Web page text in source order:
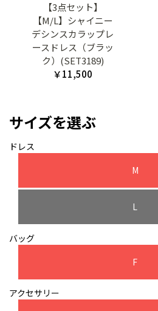
【3点セット】
【M/L】シャイニー
デシンスカラップレ
ースドレス（ブラッ
ク）(SET3189)
￥11,500
サイズを選ぶ
ドレス
M
L
バッグ
F
アクセサリー